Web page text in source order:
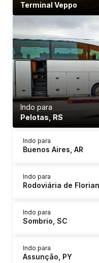
Terminal Veppo
Indo para
Pelotas, RS
Indo para
Buenos Aires, AR
Indo para
Rodoviária de
Indo para
Sombrio, SC
Indo para
Assunção, PY